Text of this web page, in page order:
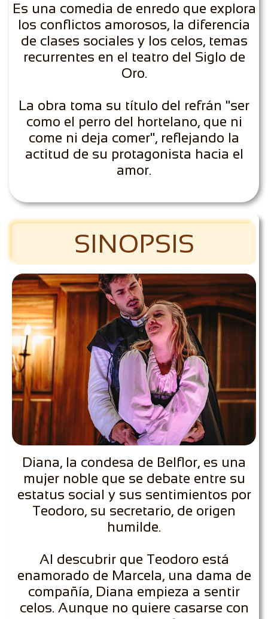
Es una comedia de enredo que explora
los conflictos amorosos, la diferencia
de clases sociales y los celos, temas
recurrentes en el teatro del Siglo de
Oro.
La obra toma su título del refrán "ser
como el perro del hortelano, que ni
come ni deja comer", reflejando la
actitud de su protagonista hacia el
amor.
SINOPSIS
Diana, la condesa de Belflor, es una
mujer noble que se debate entre su
estatus social y sus sentimientos por
Teodoro, su secretario, de origen
humilde.
Al descubrir que Teodoro está
enamorado de Marcela, una dama de
compañía, Diana empieza a sentir
celos. Aunque no quiere casarse con